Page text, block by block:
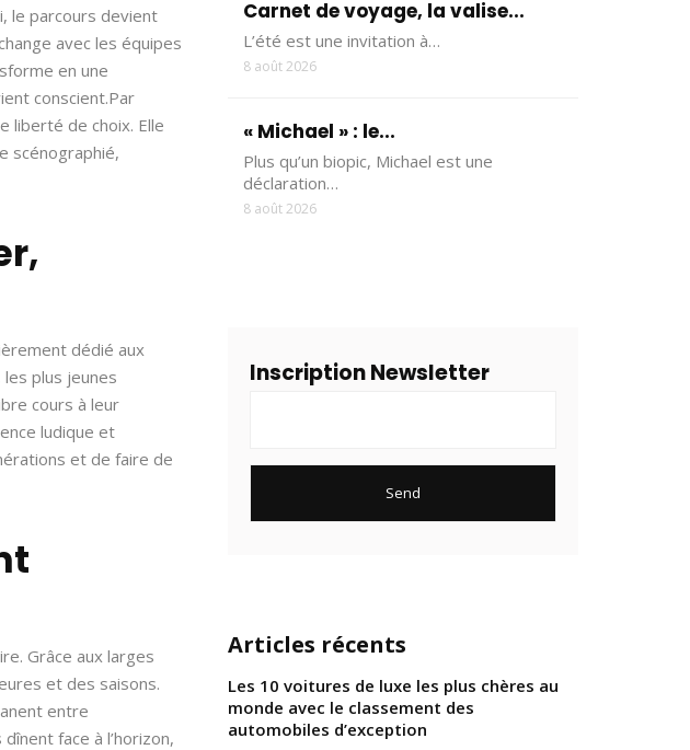
le parcours devient
avec les équipes
en une
conscient.Par
liberté de choix. Elle
scénographié,
dédié aux
les plus jeunes
cours à leur
ludique et
et de faire de
Grâce aux larges
et des saisons.
entre
face à l’horizon,
Carnet de voyage, la valise...
L’été est une invitation à…
8 août 2026
« Michael » : le...
Plus qu’un biopic, Michael est une
déclaration…
8 août 2026
Inscription Newsletter
Articles récents
Les 10 voitures de luxe les plus chères au
monde avec le classement des
automobiles d’exception